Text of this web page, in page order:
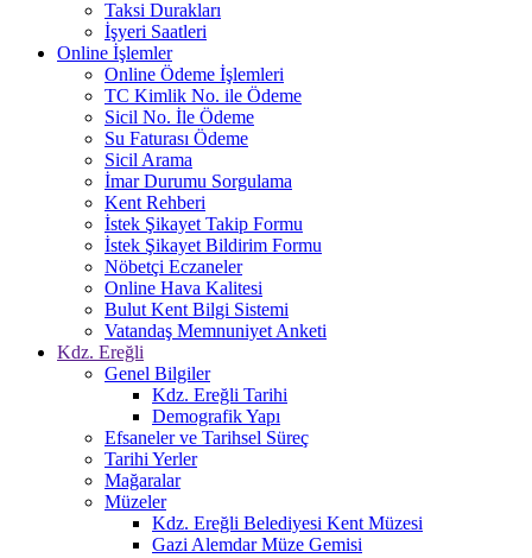
Taksi Durakları
İşyeri Saatleri
Online İşlemler
Online Ödeme İşlemleri
TC Kimlik No. ile Ödeme
Sicil No. İle Ödeme
Su Faturası Ödeme
Sicil Arama
İmar Durumu Sorgulama
Kent Rehberi
İstek Şikayet Takip Formu
İstek Şikayet Bildirim Formu
Nöbetçi Eczaneler
Online Hava Kalitesi
Bulut Kent Bilgi Sistemi
Vatandaş Memnuniyet Anketi
Kdz. Ereğli
Genel Bilgiler
Kdz. Ereğli Tarihi
Demografik Yapı
Efsaneler ve Tarihsel Süreç
Tarihi Yerler
Mağaralar
Müzeler
Kdz. Ereğli Belediyesi Kent Müzesi
Gazi Alemdar Müze Gemisi